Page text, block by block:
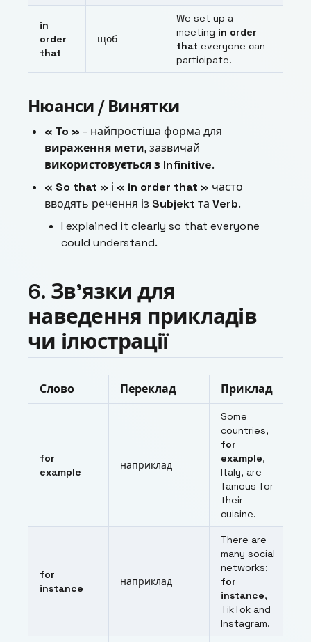
in
order
that
щоб
We set up a
meeting in order
that everyone can
participate.
Нюанси / Винятки
« To » - найпростіша форма для
вираження мети, зазвичай
використовується з Infinitive.
« So that » і « in order that » часто
вводять речення із Subjekt та Verb.
I explained it clearly so that everyone
could understand.
6. Зв’язки для
наведення прикладів
чи ілюстрації
Слово Переклад Приклад
for
example
наприклад
Some
countries,
for
example,
Italy, are
famous for
their
cuisine.
for
instance
наприклад
There are
many social
networks;
for
instance,
TikTok and
Instagram.